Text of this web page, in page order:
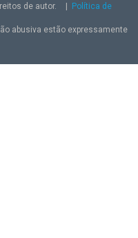
de autor.
Política de
abusiva estão expressamente